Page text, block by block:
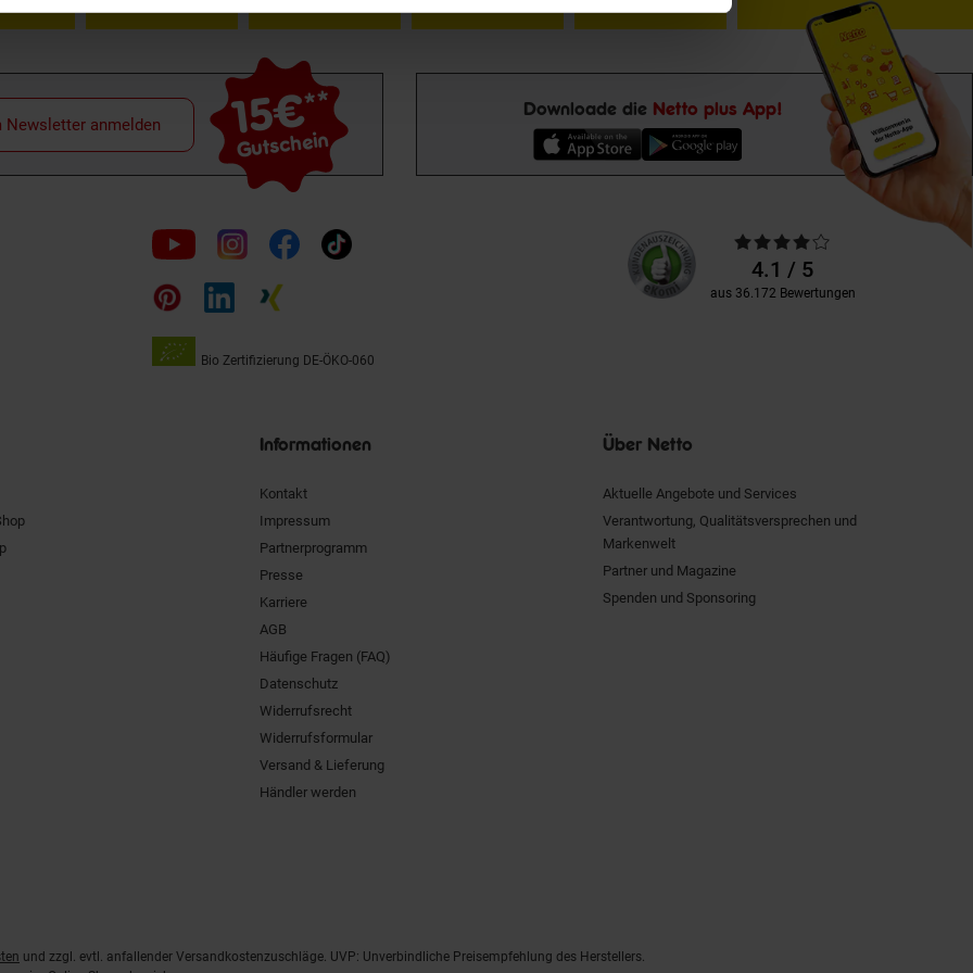
15€**
Gutschein
Newsletter anmelden
Downloade die Netto plus App!
Folge
uns
auf
Bio Zertifizierung DE-ÖKO-060
Unsere
Kundenbewertungen
Durchschnittliche
Bewertungen4.1 / 5
aus 36.172 Bewertungen
Informationen
Kontakt
Impressum
Partnerprogramm
Presse
Karriere
AGB
Häufige Fragen (FAQ)
Datenschutz
Widerrufsrecht
Widerrufsformular
Versand & Lieferung
Händler werden
Über Netto
Aktuelle Angebote und Services
Verantwortung, Qualitätsversprechen und
Markenwelt
Partner und Magazine
Spenden und Sponsoring
und zzgl. evtl. anfallender Versandkostenzuschläge. UVP: Unverbindliche Preisempfehlung des Herstellers.